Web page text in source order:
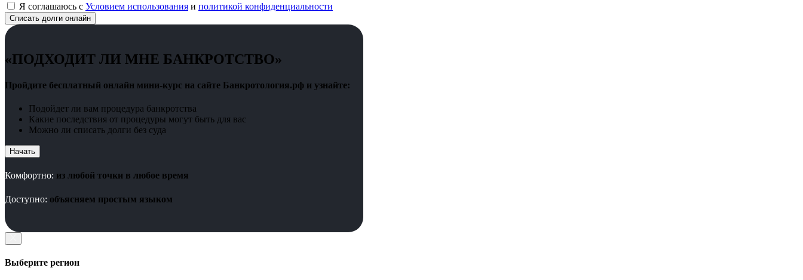
Я соглашаюсь с Условием использования и политикой конфиденциальности
Списать долги онлайн
«ПОДХОДИТ ЛИ МНЕ БАНКРОТСТВО»
Пройдите бесплатный онлайн мини-курс на сайте Банкротология.рф и узнайте:
Подойдет ли вам процедура банкротства
Какие последствия от процедуры могут быть для вас
Можно ли списать долги без суда
Начать
Комфортно: из любой точки в любое время
Доступно: объясняем простым языком
Выберите регион